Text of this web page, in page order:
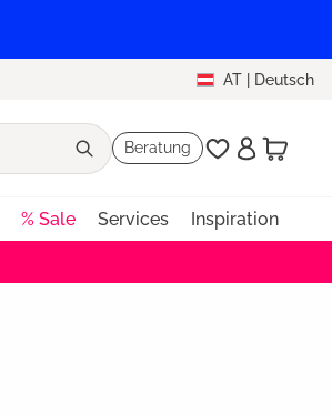
AT | Deutsch
Beratung
% Sale Services Inspiration